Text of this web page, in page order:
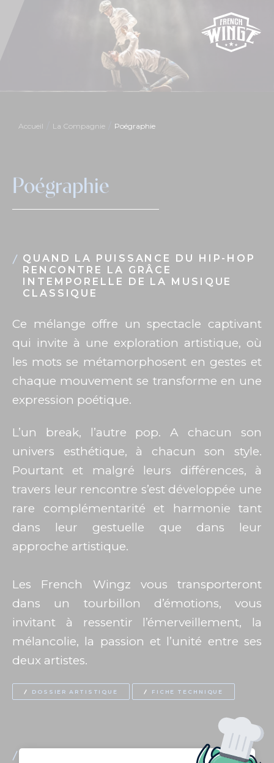
Accueil La Compagnie Poégraphie
Poégraphie
QUAND LA PUISSANCE DU HIP-HOP
RENCONTRE LA GRÂCE
INTEMPORELLE DE LA MUSIQUE
CLASSIQUE
Ce mélange offre un spectacle captivant
qui invite à une exploration artistique, où
les mots se métamorphosent en gestes et
chaque mouvement se transforme en une
expression poétique.
L’un break, l’autre pop. A chacun son
univers esthétique, à chacun son style.
Pourtant et malgré leurs différences, à
travers leur rencontre s’est développée une
rare complémentarité et harmonie tant
dans leur gestuelle que dans leur
approche artistique.
Les French Wingz vous transporteront
dans un tourbillon d’émotions, vous
invitant à ressentir l’émerveillement, la
mélancolie, la passion et l’unité entre ses
deux artistes.
DOSSIER ARTISTIQUE FICHE TECHNIQUE